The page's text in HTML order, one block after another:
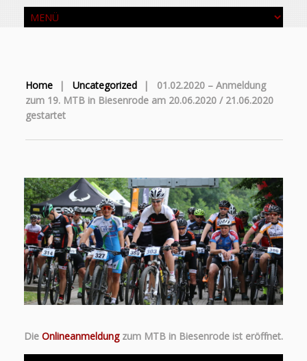
Home | Uncategorized |
01.02.2020 – Anmeldung
zum 19. MTB in Biesenrode am 20.06.2020 / 21.06.2020
gestartet
Die Onlineanmeldungzum MTB in Biesenrode ist eröffnet.